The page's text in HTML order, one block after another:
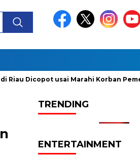
usai Marahi Korban Pemerkosaan
TRENDING
ENTERTAINMENT